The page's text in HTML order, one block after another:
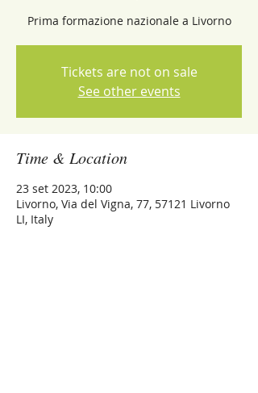
Prima formazione nazionale a Livorno
Tickets are not on sale
See other events
Time & Location
23 set 2023, 10:00
Livorno, Via del Vigna, 77, 57121 Livorno
LI, Italy